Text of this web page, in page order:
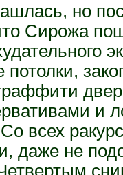
но
Сирожа
и
всех
даже не